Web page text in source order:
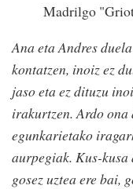
Madrilgo
Ana eta Andres
kontatzen, inoiz ez
jaso eta ez dituzu
irakurtzen. Ardo
egunkarietako
aurpegiak. Kus-kusa
gosez uztea ere bai,